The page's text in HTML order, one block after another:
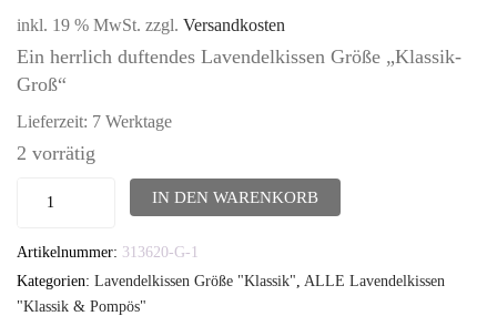
inkl. 19 % MwSt. zzgl. Versandkosten
Ein herrlich duftendes Lavendelkissen Größe „Klassik-
Groß“
Lieferzeit: 7 Werktage
2 vorrätig
Lavendelkissen
TUTGUT-
Kissen
IN DEN WARENKORB
Artikelnummer: 313620-G-1
Kategorien: Lavendelkissen Größe "Klassik" ALLE Lavendelkissen
"Klassik & Pompös"